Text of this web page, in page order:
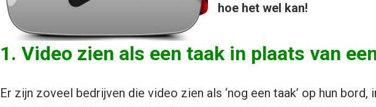
hoe het wel kan!
1. Video zien als een taak in plaats van
Er zijn zoveel bedrijven die video zien als ‘nog een taak’ op hun bord,